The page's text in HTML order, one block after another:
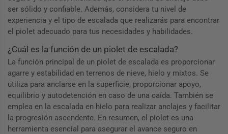
ser sólido y confiable. Además, considera tu nivel de
experiencia y el tipo de escalada que realizarás para encontrar
el piolet adecuado para tus necesidades y habilidades.
¿Cuál es la función de un piolet de escalada?
La función principal de un piolet de escalada es proporcionar
agarre y estabilidad en terrenos de nieve, hielo y mixtos. Se
utiliza para anclarse en la superficie, proporcionar apoyo,
equilibrio y autodetención en caso de una caída. También se
emplea en la escalada en hielo para realizar anclajes y facilitar
la progresión ascendente. En resumen, el piolet es una
herramienta esencial para asegurar el avance seguro en